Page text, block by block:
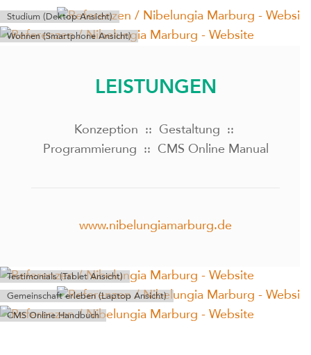
Studium (Dektop Ansicht)
Wohnen (Smartphone Ansicht)
LEISTUNGEN
Konzeption :: Gestaltung ::
Programmierung :: CMS Online Manual
www.nibelungiamarburg.de
Testimonials (Tablet Ansicht)
Gemeinschaft erleben (Laptop Ansicht)
CMS Online Handbuch